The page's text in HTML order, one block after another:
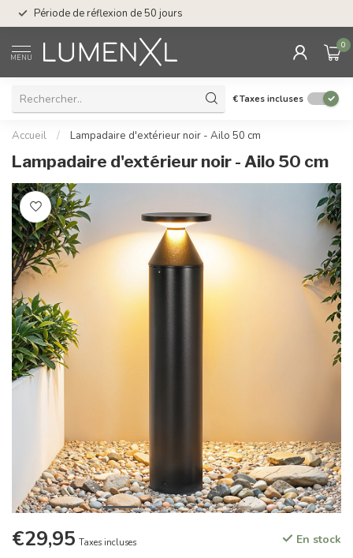
Période de réflexion de 50 jours
MENU
0
€Taxes incluses
Accueil / Lampadaire d'extérieur noir - Ailo 50 cm
Lampadaire d'extérieur noir - Ailo 50 cm
€29,95 Taxes incluses En stock